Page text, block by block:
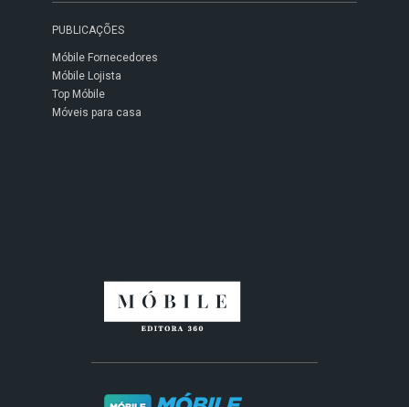
PUBLICAÇÕES
Móbile Fornecedores
Móbile Lojista
Top Móbile
Móveis para casa